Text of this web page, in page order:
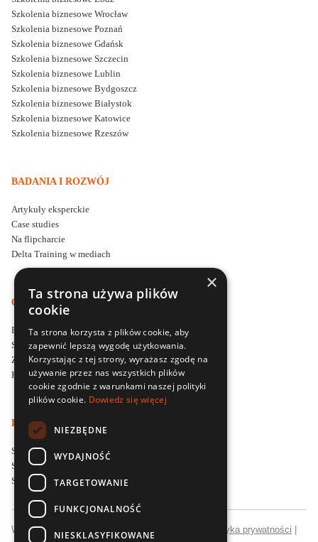
Szkolenia biznesowe Wrocław
Szkolenia biznesowe Poznań
Szkolenia biznesowe Gdańsk
Szkolenia biznesowe Szczecin
Szkolenia biznesowe Lublin
Szkolenia biznesowe Bydgoszcz
Szkolenia biznesowe Białystok
Szkolenia biznesowe Katowice
Szkolenia biznesowe Rzeszów
BADANIA I ROZWÓJ
Artykuły eksperckie
Case studies
Na flipcharcie
Delta Training w mediach
O DELTA TRAINING
Firma szkoleniowa Delta Training
Styl i filozofia prowadzenia szkoleń
Zapytaj o ofertę szkoleniową
Kontakt
LOKALNE SPECJALIZACJE SZKOLENIOWE
Szkolenia menedżerskie dla firm w Poznaniu
Szkolenia sprzedażowe dla firm we Wrocławiu
Szkolenia sprzedażowe dla firm w Łodzi
Wszelkie prawa zastrzeżone © Delta Training | Polityka prywatności
×
Ta strona używa plików
cookie
Ta strona korzysta z plików cookie, aby
zapewnić lepszą wygodę użytkowania.
Korzystając z tej strony, wyrażasz zgodę na
używanie przez nas wszystkich plików
cookie zgodnie z warunkami naszej polityki
plików cookie. Dowiedz się więcej
NIEZBĘDNE
WYDAJNOŚĆ
TARGETOWANIE
FUNKCJONALNOŚĆ
NIESKLASYFIKOWANE